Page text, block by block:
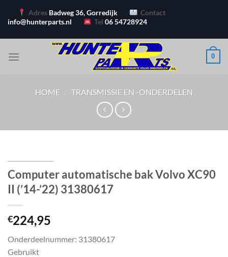
naar
Adres Badweg 36, Gorredijk
Contact
info@hunterparts.nl
Tel06 54728924
0
HOME / TRANSMISSIE EN -ONDERDELEN
Computer automatische bak Volvo XC90
II (’14-’22) 31380617
€224,95
Onderdeelnummer: 31380617
Gebruikt